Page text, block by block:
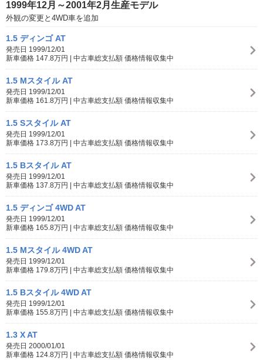
1999年12月～2001年2月生産モデル
外観の変更と4WD車を追加
1.5 ディンゴ AT
発売日 1999/12/01
新車価格 147.8万円 | 中古車総支払額 価格情報収集中
1.5 Mスタイル AT
発売日 1999/12/01
新車価格 161.8万円 | 中古車総支払額 価格情報収集中
1.5 Sスタイル AT
発売日 1999/12/01
新車価格 173.8万円 | 中古車総支払額 価格情報収集中
1.5 Bスタイル AT
発売日 1999/12/01
新車価格 137.8万円 | 中古車総支払額 価格情報収集中
1.5 ディンゴ 4WD AT
発売日 1999/12/01
新車価格 165.8万円 | 中古車総支払額 価格情報収集中
1.5 Mスタイル 4WD AT
発売日 1999/12/01
新車価格 179.8万円 | 中古車総支払額 価格情報収集中
1.5 Bスタイル 4WD AT
発売日 1999/12/01
新車価格 155.8万円 | 中古車総支払額 価格情報収集中
1.3 X AT
発売日 2000/01/01
新車価格 124.8万円 | 中古車総支払額 価格情報収集中